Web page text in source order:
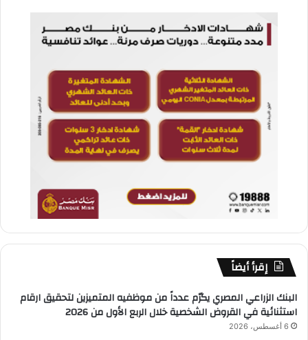
إقرأ أيضاً
البنك الزراعي المصري يكرّم عدداً من موظفيه المتميزين لتحقيق ارقام
استثنائية في القروض الشخصية خلال الربع الأول من 2026
6 أغسطس، 2026